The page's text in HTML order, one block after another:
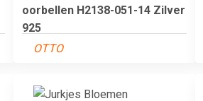
oorbellen H2138-051-14 Zilver
925
OTTO